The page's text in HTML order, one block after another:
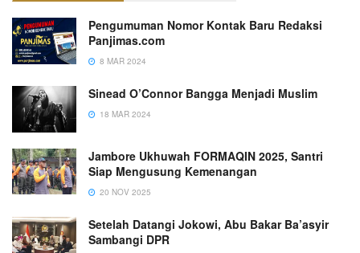
Pengumuman Nomor Kontak Baru Redaksi
Panjimas.com
8 MAR 2024
Sinead O’Connor Bangga Menjadi Muslim
18 MAR 2024
Jambore Ukhuwah FORMAQIN 2025, Santri
Siap Mengusung Kemenangan
20 NOV 2025
Setelah Datangi Jokowi, Abu Bakar Ba’asyir
Sambangi DPR